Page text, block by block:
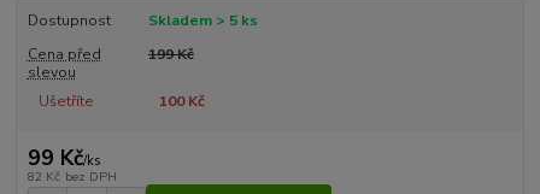
Dostupnost
Skladem > 5 ks
Cena před
slevou
199 Kč
Ušetříte 100 Kč
99 Kč/ks
82 Kč bez DPH